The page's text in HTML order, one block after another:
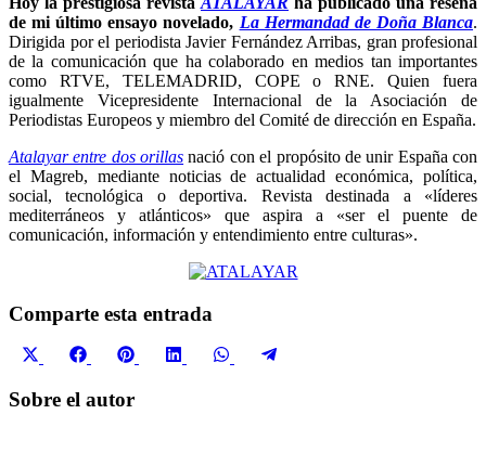
de mi último ensayo novelado, La Hermandad de Doña Blanca.
Dirigida por el periodista Javier Fernández Arribas, gran profesional
de la comunicación que ha colaborado en medios tan importantes
como RTVE, TELEMADRID, COPE o RNE. Quien fuera
igualmente Vicepresidente Internacional de la Asociación de
Periodistas Europeos y miembro del Comité de dirección en España.
Atalayar entre dos orillas nació con el propósito de unir España con
el Magreb, mediante noticias de actualidad económica, política,
social, tecnológica o deportiva. Revista destinada a «líderes
mediterráneos y atlánticos» que aspira a «ser el puente de
comunicación, información y entendimiento entre culturas».
Comparte esta entrada
CompartirCompartir
FacebookCompartir
Pinterest Compartir
LinkedInCompartir
WhatsApp
Sobre el autor